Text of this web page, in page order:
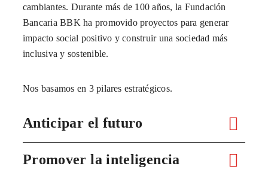
cambiantes. Durante más de 100 años, la Fundación
Bancaria BBK ha promovido proyectos para generar
impacto social positivo y construir una sociedad más
inclusiva y sostenible.
Nos basamos en 3 pilares estratégicos.
Anticipar el futuro
Promover la inteligencia